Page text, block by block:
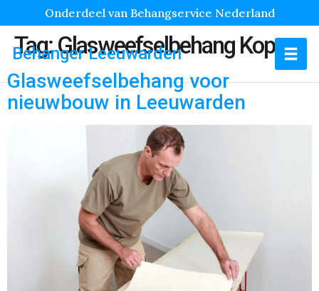
Onderdeel van Behangservice Nederland
Behanger Leeuwarden
Tag:Glasweefselbehang Kopen
Glasweefselbehang voor
nieuwbouw in Leeuwarden